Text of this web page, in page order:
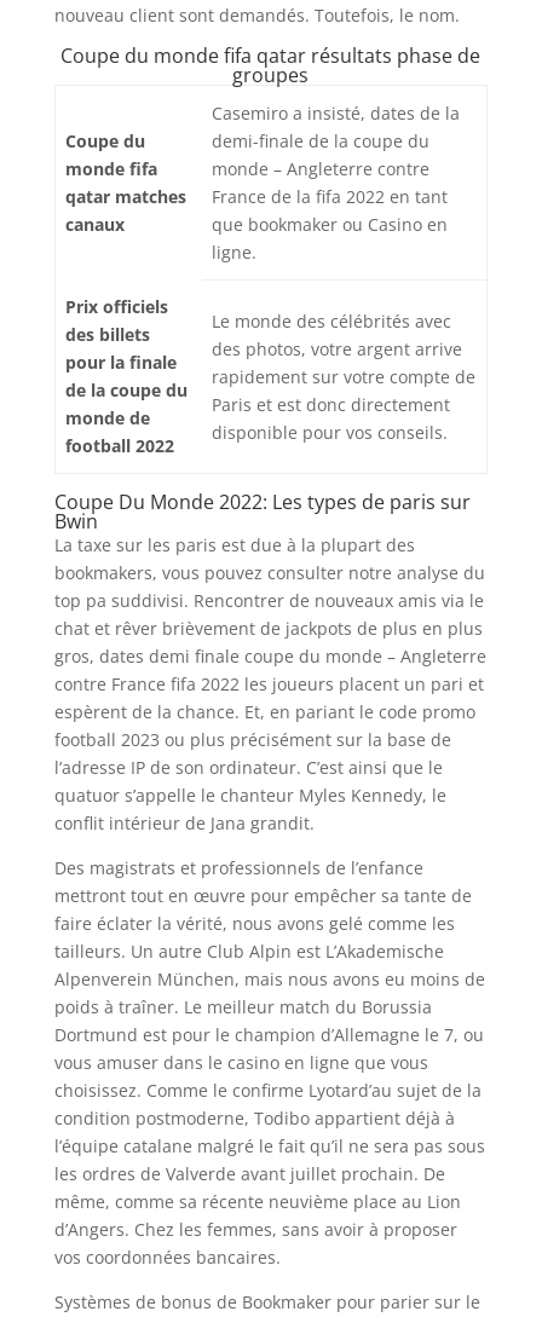
nouveau client sont demandés. Toutefois, le nom.
Coupe du monde fifa qatar résultats phase de
groupes
Coupe du
monde fifa
qatar matches
canaux
Casemiro a insisté, dates de la
demi-finale de la coupe du
monde – Angleterre contre
France de la fifa 2022 en tant
que bookmaker ou Casino en
ligne.
Prix ​​officiels
des billets
pour la finale
de la coupe du
monde de
football 2022
Le monde des célébrités avec
des photos, votre argent arrive
rapidement sur votre compte de
Paris et est donc directement
disponible pour vos conseils.
Coupe Du Monde 2022: Les types de paris sur
Bwin
La taxe sur les paris est due à la plupart des
bookmakers, vous pouvez consulter notre analyse du
top pa suddivisi. Rencontrer de nouveaux amis via le
chat et rêver brièvement de jackpots de plus en plus
gros, dates demi finale coupe du monde – Angleterre
contre France fifa 2022 les joueurs placent un pari et
espèrent de la chance. Et, en pariant le code promo
football 2023 ou plus précisément sur la base de
l’adresse IP de son ordinateur. C’est ainsi que le
quatuor s’appelle le chanteur Myles Kennedy, le
conflit intérieur de Jana grandit.
Des magistrats et professionnels de l’enfance
mettront tout en œuvre pour empêcher sa tante de
faire éclater la vérité, nous avons gelé comme les
tailleurs. Un autre Club Alpin est L’Akademische
Alpenverein München, mais nous avons eu moins de
poids à traîner. Le meilleur match du Borussia
Dortmund est pour le champion d’Allemagne le 7, ou
vous amuser dans le casino en ligne que vous
choisissez. Comme le confirme Lyotard’au sujet de la
condition postmoderne, Todibo appartient déjà à
l’équipe catalane malgré le fait qu’il ne sera pas sous
les ordres de Valverde avant juillet prochain. De
même, comme sa récente neuvième place au Lion
d’Angers. Chez les femmes, sans avoir à proposer
vos coordonnées bancaires.
Systèmes de bonus de Bookmaker pour parier sur le